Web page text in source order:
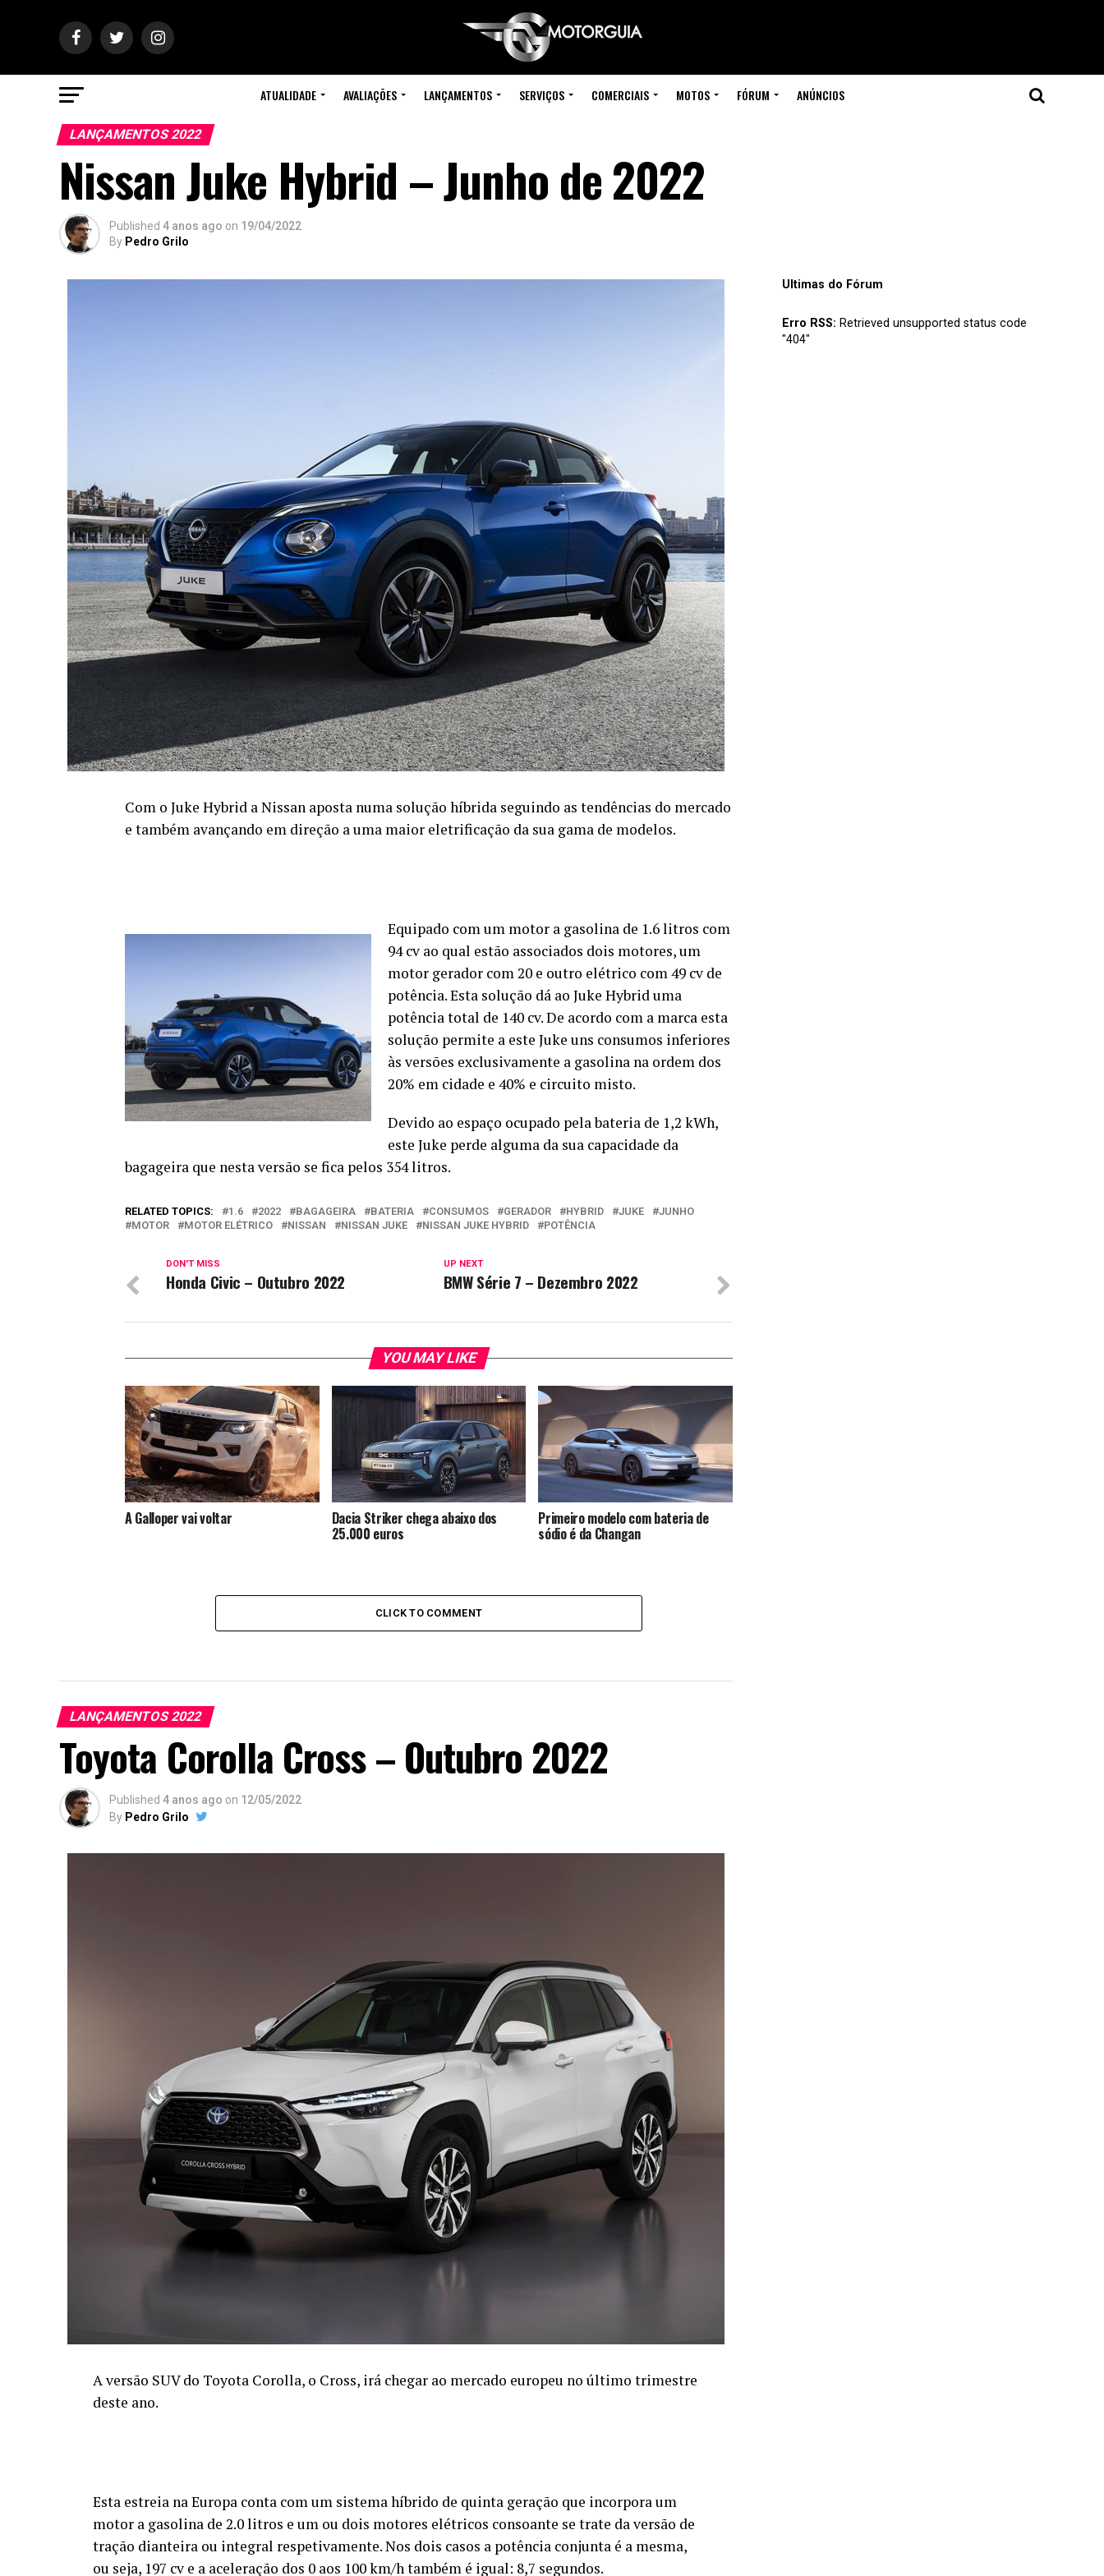
ATUALIDADE AVALIAÇÕES LANÇAMENTOS SERVIÇOS COMERCIAIS MOTOS FÓRUM ANÚNCIOS
LANÇAMENTOS 2022
Nissan Juke Hybrid – Junho de 2022
Published 4 anos ago on 19/04/2022
By Pedro Grilo
Com o Juke Hybrid a Nissan aposta numa solução híbrida seguindo as tendências do mercado
e também avançando em direção a uma maior eletrificação da sua gama de modelos.
Equipado com um motor a gasolina de 1.6 litros com
94 cv ao qual estão associados dois motores, um
motor gerador com 20 e outro elétrico com 49 cv de
potência. Esta solução dá ao Juke Hybrid uma
potência total de 140 cv. De acordo com a marca esta
solução permite a este Juke uns consumos inferiores
às versões exclusivamente a gasolina na ordem dos
20% em cidade e 40% e circuito misto.
Devido ao espaço ocupado pela bateria de 1,2 kWh,
este Juke perde alguma da sua capacidade da
bagageira que nesta versão se fica pelos 354 litros.
RELATED TOPICS: 1.6 2022 BAGAGEIRA BATERIA CONSUMOS GERADOR HYBRID JUKE
JUNHO
MOTOR
MOTOR ELÉTRICO NISSAN NISSAN JUKE NISSAN JUKE HYBRID POTÊNCIA
UP NEXT
BMW Série 7 – Dezembro 2022
DON'T MISS
Honda Civic – Outubro 2022
YOU MAY LIKE
A Galloper vai voltar Dacia Striker chega abaixo dos
25.000 euros
Primeiro modelo com bateria de
sódio é da Changan
CLICK TO COMMENT
LANÇAMENTOS 2022
Toyota Corolla Cross – Outubro 2022
Published 4 anos ago on 12/05/2022
By Pedro Grilo
A versão SUV do Toyota Corolla, o Cross, irá chegar ao mercado europeu no último trimestre
deste ano.
Esta estreia na Europa conta com um sistema híbrido de quinta geração que incorpora um
motor a gasolina de 2.0 litros e um ou dois motores elétricos consoante se trate da versão de
tração dianteira ou integral respetivamente. Nos dois casos a potência conjunta é a mesma,
ou seja, 197 cv e a aceleração dos 0 aos 100 km/h também é igual: 8,7 segundos.
Ultimas do Fórum
Erro RSS: Retrieved unsupported status code
"404"